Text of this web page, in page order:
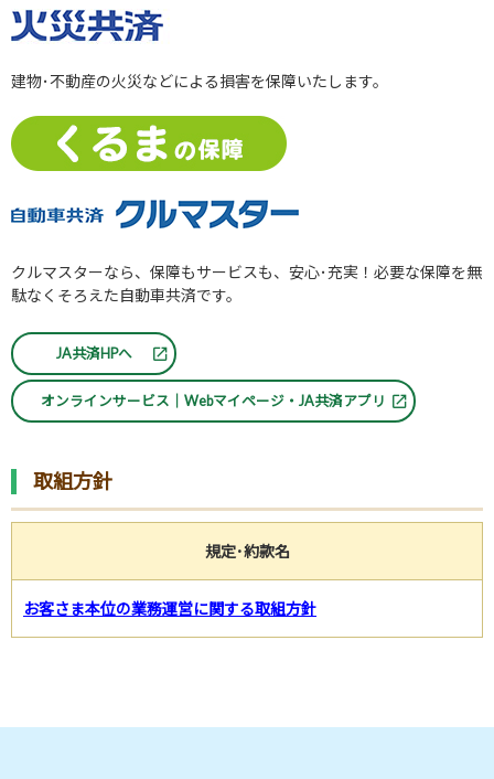
建物･不動産の火災などによる損害を保障いたします。
クルマスターなら、保障もサービスも、安心･充実！必要な保障を無
駄なくそろえた自動車共済です。
JA共済HPへ
オンラインサービス｜Webマイページ・JA共済アプリ
取組方針
規定･約款名
お客さま本位の業務運営に関する取組方針